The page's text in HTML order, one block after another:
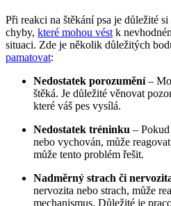
Při reakci na štěkání psa je důležité
chyby, které mohou vést k
situaci. Zde je několik důležitých
pamatovat:
Nedostatek porozumění–
štěká. Je důležité věnovat
které váš pes vysílá.
Nedostatek tréninku – Pokud
nebo vychován, může
může tento problém řešit.
Nadměrný strach či
nervozita nebo strach, může
mechanismus. Důležité je